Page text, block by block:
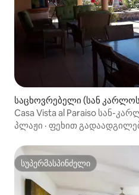
საცხოვრებელი (სან კარლოს
Casa Vista al Paraiso სან-
პლაჟი · ფეხით
სუპერმასპინძელი
სუპერმასპინძელი